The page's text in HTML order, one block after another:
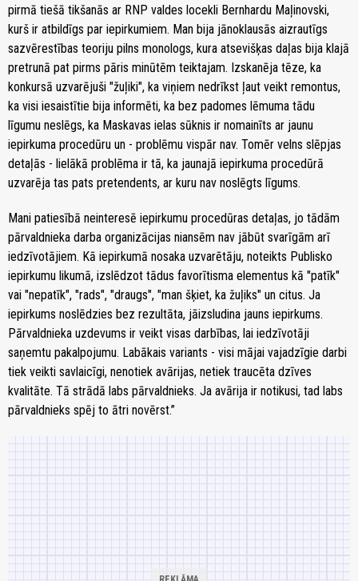
pirmā tiešā tikšanās ar RNP valdes locekli Bernhardu Maļinovski,
kurš ir atbildīgs par iepirkumiem. Man bija jānoklausās aizrautīgs
sazvērestības teoriju pilns monologs, kura atsevišķas daļas bija klajā
pretrunā pat pirms pāris minūtēm teiktajam. Izskanēja tēze, ka
konkursā uzvarējuši "žuļiki", ka viņiem nedrīkst ļaut veikt remontus,
ka visi iesaistītie bija informēti, ka bez padomes lēmuma tādu
līgumu neslēgs, ka Maskavas ielas sūknis ir nomainīts ar jaunu
iepirkuma procedūru un - problēmu vispār nav. Tomēr velns slēpjas
detaļās - lielākā problēma ir tā, ka jaunajā iepirkuma procedūrā
uzvarēja tas pats pretendents, ar kuru nav noslēgts līgums.
Mani patiesībā neinteresē iepirkumu procedūras detaļas, jo tādām
pārvaldnieka darba organizācijas niansēm nav jābūt svarīgām arī
iedzīvotājiem. Kā iepirkumā nosaka uzvarētāju, noteikts Publisko
iepirkumu likumā, izslēdzot tādus favorītisma elementus kā "patīk"
vai "nepatīk", "rads", "draugs", "man šķiet, ka žuļiks" un citus. Ja
iepirkums noslēdzies bez rezultāta, jāizsludina jauns iepirkums.
Pārvaldnieka uzdevums ir veikt visas darbības, lai iedzīvotāji
saņemtu pakalpojumu. Labākais variants - visi mājai vajadzīgie darbi
tiek veikti savlaicīgi, nenotiek avārijas, netiek traucēta dzīves
kvalitāte. Tā strādā labs pārvaldnieks. Ja avārija ir notikusi, tad labs
pārvaldnieks spēj to ātri novērst.”